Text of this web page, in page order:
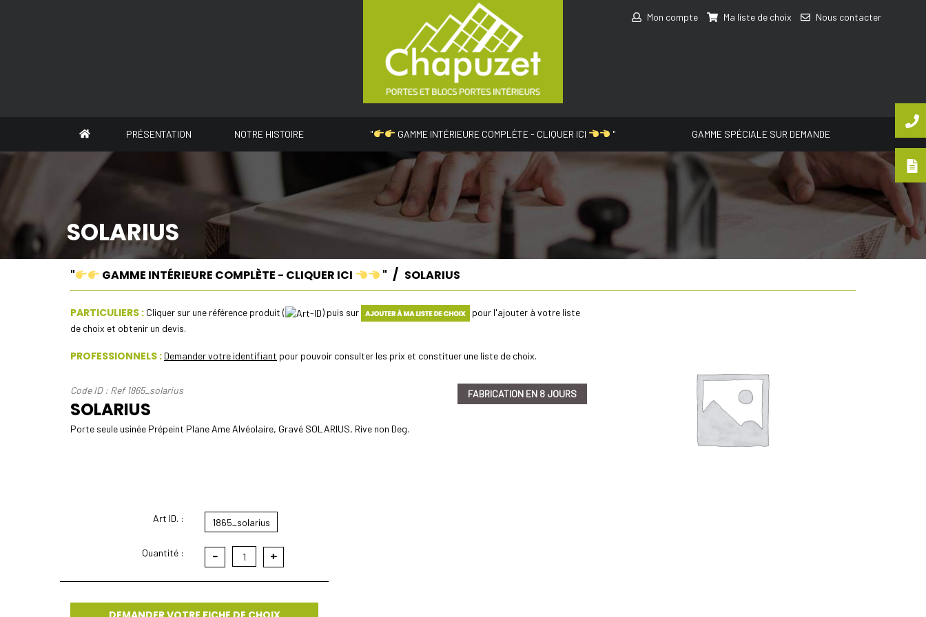
Mon compte Ma liste de choix Nous contacter
PRÉSENTATION NOTRE HISTOIRE " GAMME INTÉRIEURE COMPLÈTE - CLIQUER ICI " GAMME SPÉCIALE SUR DEMANDE
SOLARIUS
" GAMME INTÉRIEURE COMPLÈTE - CLIQUER ICI " SOLARIUS
PARTICULIERS : Cliquer sur une référence produit ( ) puis sur
pour l'ajouter à votre liste
de choix et obtenir un devis.
PROFESSIONNELS : Demander votre identifiant pour pouvoir consulter les prix et constituer une liste de choix.
Code ID : Ref 1865_solarius
SOLARIUS
FABRICATION EN 8 JOURS
Porte seule usinée Prépeint Plane Ame Alvéolaire, Gravé SOLARIUS, Rive non Deg.
Art ID. :
Quantité :
1865_solarius
- 1 +